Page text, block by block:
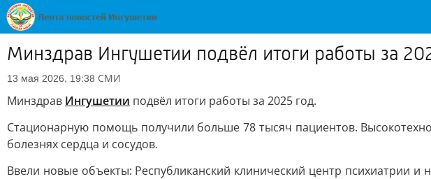
Минздрав Ингушетии подвёл итоги работы за
13 мая 2026, 19:38 СМИ
Минздрав Ингушетии подвёл итоги работы за 2025 год.
Стационарную помощь получили больше 78 тысяч пациентов.
болезнях сердца и сосудов.
Ввели новые объекты: Республиканский клинический центр психиатрии